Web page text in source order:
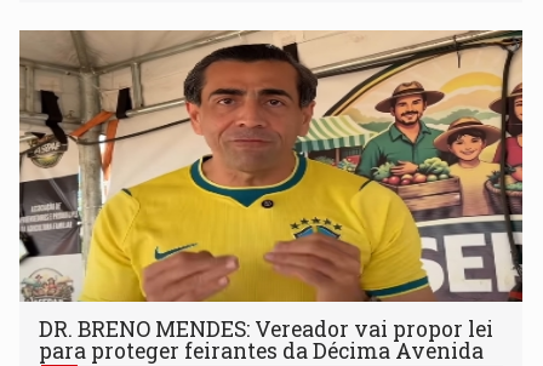
DR. BRENO MENDES: Vereador vai propor lei
para proteger feirantes da Décima Avenida